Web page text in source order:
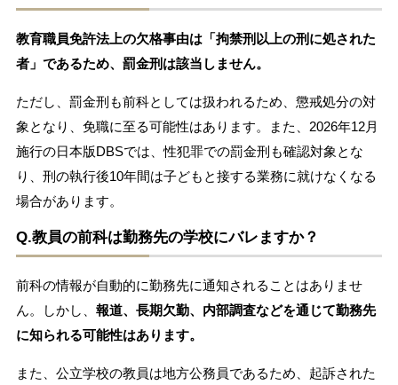
教育職員免許法上の欠格事由は「拘禁刑以上の刑に処された
者」であるため、罰金刑は該当しません。
ただし、罰金刑も前科としては扱われるため、懲戒処分の対
象となり、免職に至る可能性はあります。また、2026年12月
施行の日本版DBSでは、性犯罪での罰金刑も確認対象とな
り、刑の執行後10年間は子どもと接する業務に就けなくなる
場合があります。
Q.教員の前科は勤務先の学校にバレますか？
前科の情報が自動的に勤務先に通知されることはありませ
ん。しかし、 報道、長期欠勤、内部調査などを通じて勤務先
に知られる可能性はあります。
また、公立学校の教員は地方公務員であるため、起訴された